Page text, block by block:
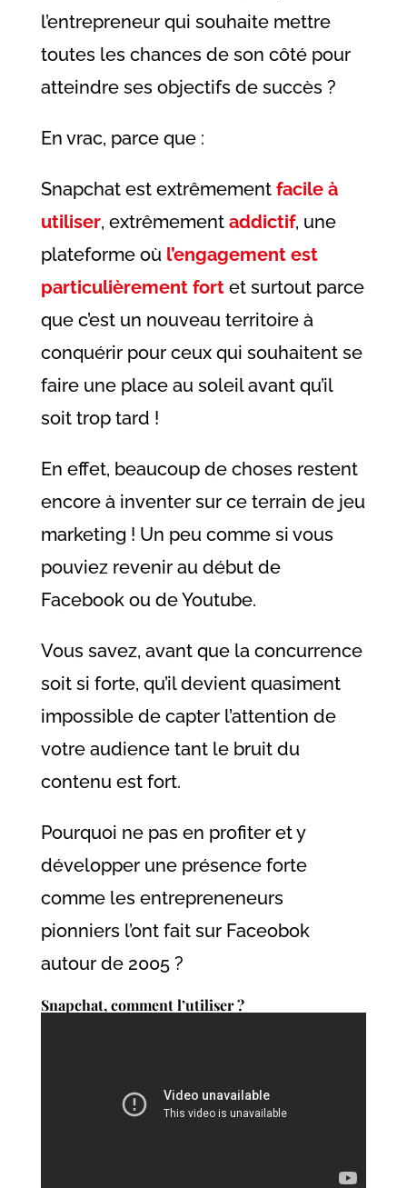
l’entrepreneur qui souhaite mettre
toutes les chances de son côté pour
atteindre ses objectifs de succès ?
En vrac, parce que :
Snapchat est extrêmement facile à
utiliser, extrêmement addictif, une
plateforme où l’engagement est
particulièrement fortet surtout parce
que c’est un nouveau territoire à
conquérir pour ceux qui souhaitent se
faire une place au soleil avant qu’il
soit trop tard !
En effet, beaucoup de choses restent
encore à inventer sur ce terrain de jeu
marketing ! Un peu comme si vous
pouviez revenir au début de
Facebook ou de Youtube.
Vous savez, avant que la concurrence
soit si forte, qu’il devient quasiment
impossible de capter l’attention de
votre audience tant le bruit du
contenu est fort.
Pourquoi ne pas en profiter et y
développer une présence forte
comme les entrepreneneurs
pionniers l’ont fait sur Faceobok
autour de 2005 ?
Snapchat, comment l’utiliser ?